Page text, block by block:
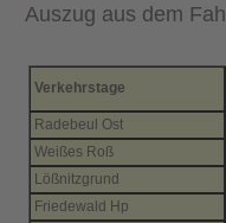
Auszug aus dem
Verkehrstage
Radebeul Ost
Weißes Roß
Lößnitzgrund
Friedewald Hp